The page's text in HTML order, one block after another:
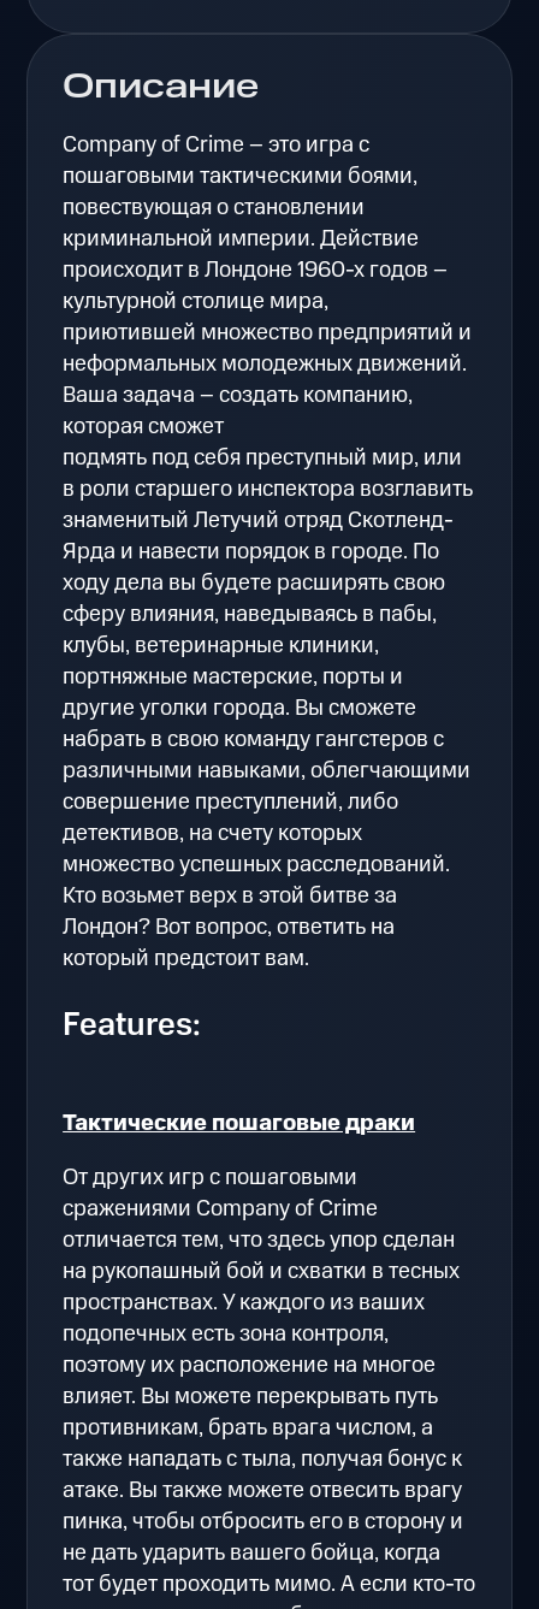
Описание
Company of Crime – это игра с
пошаговыми тактическими боями,
повествующая о становлении
криминальной империи. Действие
происходит в Лондоне 1960-х годов –
культурной столице мира,
приютившей множество предприятий и
неформальных молодежных движений.
Ваша задача – создать компанию,
которая сможет
подмять под себя преступный мир, или
в роли старшего инспектора возглавить
знаменитый Летучий отряд Скотленд-
Ярда и навести порядок в городе. По
ходу дела вы будете расширять свою
сферу влияния, наведываясь в пабы,
клубы, ветеринарные клиники,
портняжные мастерские, порты и
другие уголки города. Вы сможете
набрать в свою команду гангстеров с
различными навыками, облегчающими
совершение преступлений, либо
детективов, на счету которых
множество успешных расследований.
Кто возьмет верх в этой битве за
Лондон? Вот вопрос, ответить на
который предстоит вам.
Features:
Тактические пошаговые драки
От других игр с пошаговыми
сражениями Company of Crime
отличается тем, что здесь упор сделан
на рукопашный бой и схватки в тесных
пространствах. У каждого из ваших
подопечных есть зона контроля,
поэтому их расположение на многое
влияет. Вы можете перекрывать путь
противникам, брать врага числом, а
также нападать с тыла, получая бонус к
атаке. Вы также можете отвесить врагу
пинка, чтобы отбросить его в сторону и
не дать ударить вашего бойца, когда
тот будет проходить мимо. А если кто-то